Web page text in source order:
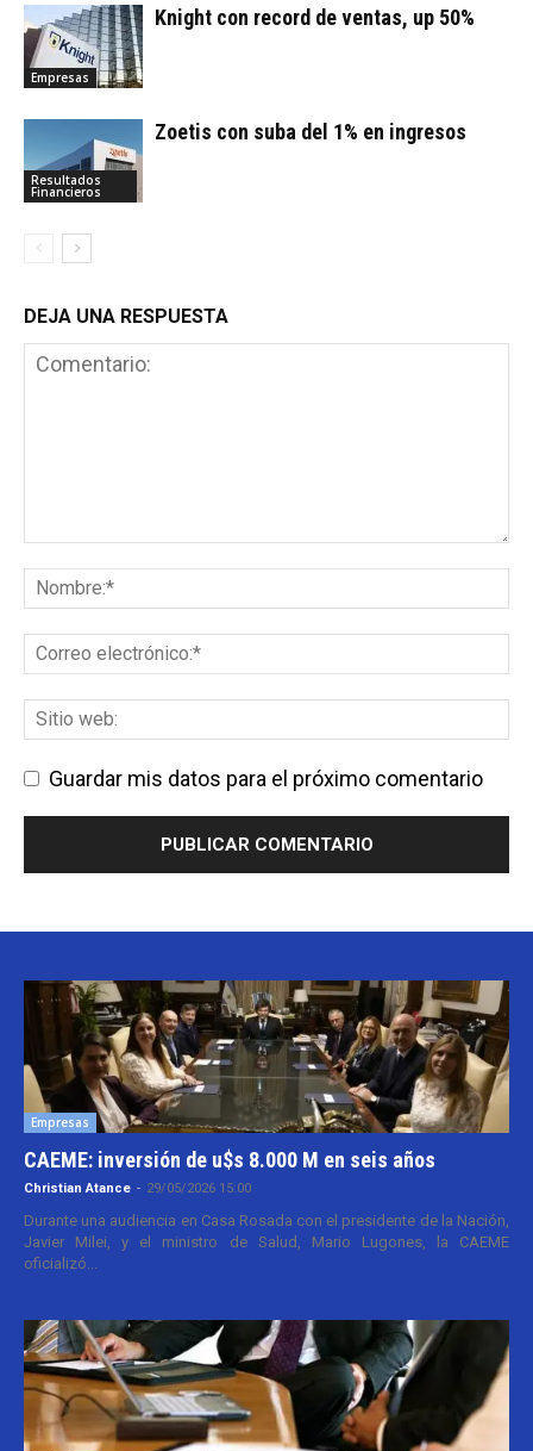
Empresas
Knight con record de ventas, up 50%
Resultados
Financieros
Zoetis con suba del 1% en ingresos
DEJA UNA RESPUESTA
Guardar mis datos para el próximo comentario
Empresas
CAEME: inversión de u$s 8.000 M en seis años
Christian Atance - 29/05/2026 15:00
Durante una audiencia en Casa Rosada con el presidente de la Nación,
Javier Milei, y el ministro de Salud, Mario Lugones, la CAEME
oficializó...